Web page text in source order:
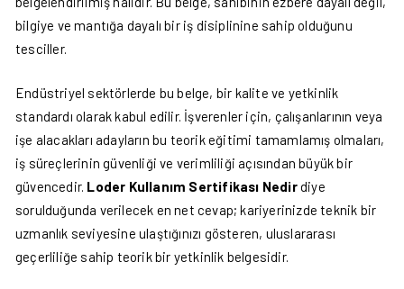
bilgiye ve mantığa dayalı bir iş disiplinine sahip olduğunu
tesciller.
Endüstriyel sektörlerde bu belge, bir kalite ve yetkinlik
standardı olarak kabul edilir. İşverenler için, çalışanlarının veya
işe alacakları adayların bu teorik eğitimi tamamlamış olmaları,
iş süreçlerinin güvenliği ve verimliliği açısından büyük bir
güvencedir. Loder Kullanım Sertifikası Nedirdiye
sorulduğunda verilecek en net cevap; kariyerinizde teknik bir
uzmanlık seviyesine ulaştığınızı gösteren, uluslararası
geçerliliğe sahip teorik bir yetkinlik belgesidir.